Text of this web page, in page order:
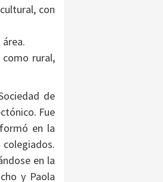
con
rural,
de
Fue
en la
en la
y Paola